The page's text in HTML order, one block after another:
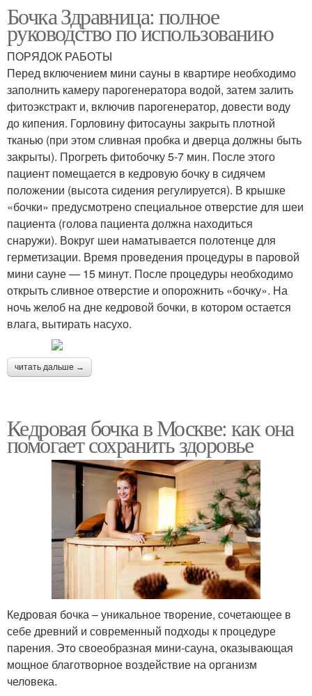
Бочка Здравница: полное
руководство по использованию
ПОРЯДОК РАБОТЫ
Перед включением мини сауны в квартире необходимо
заполнить камеру парогенератора водой, затем залить
фитоэкстракт и, включив парогенератор, довести воду
до кипения. Горловину фитосауны закрыть плотной
тканью (при этом сливная пробка и дверца должны быть
закрыты). Прогреть фитобочку 5-7 мин. После этого
пациент помещается в кедровую бочку в сидячем
положении (высота сидения регулируется). В крышке
«бочки» предусмотрено специальное отверстие для шеи
пациента (голова пациента должна находиться
снаружи). Вокруг шеи наматывается полотенце для
герметизации. Время проведения процедуры в паровой
мини сауне — 15 минут. После процедуры необходимо
открыть сливное отверстие и опорожнить «бочку». На
ночь желоб на дне кедровой бочки, в котором остается
влага, вытирать насухо.
читать дальше →
Кедровая бочка в Москве: как она
помогает сохранить здоровье
Кедровая бочка – уникальное творение, сочетающее в
себе древний и современный подходы к процедуре
парения. Это своеобразная мини-сауна, оказывающая
мощное благотворное воздействие на организм
человека.